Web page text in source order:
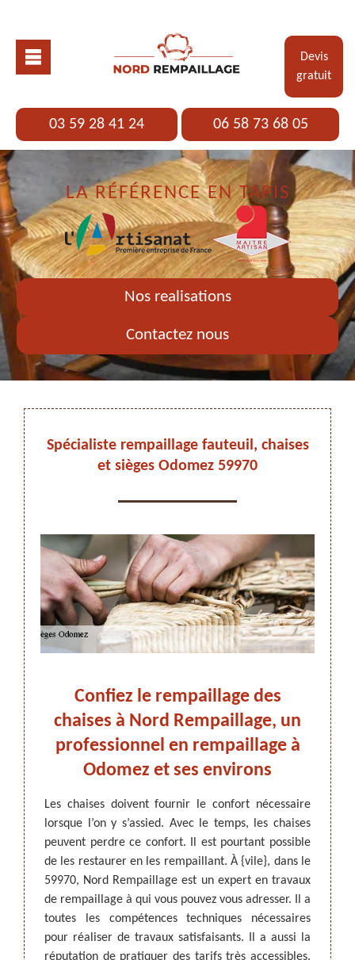
Devis
gratuit
03 59 28 41 24 06 58 73 68 05
LA RÉFÉRENCE EN TAPIS
Nos realisations
Contactez nous
ARTISAN DEZITTER, REMPAILLAGE -
CANNAGE - RECOLLAGE, 59 NORD
Spécialiste rempaillage fauteuil, chaises
et sièges Odomez 59970
il est
un
des
il
pour
à
Confiez le rempaillage des
chaises à Nord Rempaillage, un
professionnel en rempaillage à
Odomez et ses environs
Les chaises doivent fournir le confort nécessaire
lorsque l’on y s’assied. Avec le temps, les chaises
peuvent perdre ce confort. Il est pourtant possible
de les restaurer en les rempaillant. À {vile}, dans le
59970, Nord Rempaillage est un expert en travaux
de rempaillage à qui vous pouvez vous adresser. Il a
toutes les compétences techniques nécessaires
pour réaliser de travaux satisfaisants. Il a aussi la
réputation de pratiquer des tarifs très accessibles.
Si
est